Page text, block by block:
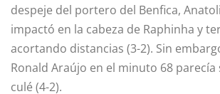
despeje del portero del Benfica,
impactó en la cabeza de Raphinha y
acortando distancias (3-2). Sin
Ronald Araújo en el minuto 68
culé (4-2).